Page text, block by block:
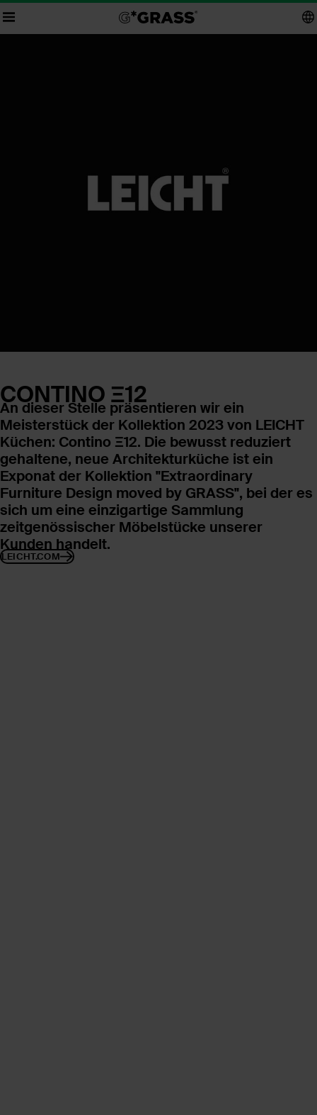
CONTINO Ξ12
An dieser Stelle präsentieren wir ein
Meisterstück der Kollektion 2023 von LEICHT
Küchen: Contino Ξ12. Die bewusst reduziert
gehaltene, neue Architekturküche ist ein
Exponat der Kollektion "Extraordinary
Furniture Design moved by GRASS", bei der es
sich um eine einzigartige Sammlung
zeitgenössischer Möbelstücke unserer
Kunden handelt.
LEICHT.COM